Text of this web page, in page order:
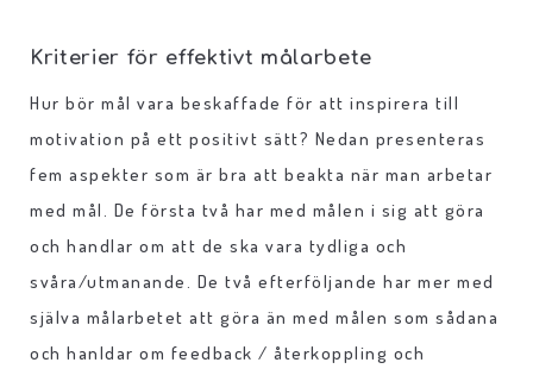
Kriterier för effektivt målarbete
Hur bör mål vara beskaffade för att inspirera till
motivation på ett positivt sätt? Nedan presenteras
fem aspekter som är bra att beakta när man arbetar
med mål. De första två har med målen i sig att göra
och handlar om att de ska vara tydliga och
svåra/utmanande. De två efterföljande har mer med
själva målarbetet att göra än med målen som sådana
och hanldar om feedback / återkoppling och